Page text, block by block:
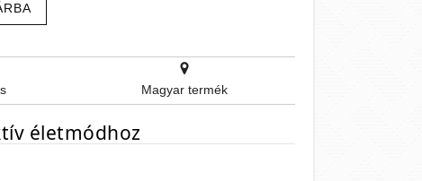
Magyar termék
életmódhoz